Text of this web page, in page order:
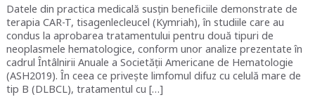
Datele din practica medicală susțin beneficiile demonstrate de
terapia CAR-T, tisagenlecleucel (Kymriah), în studiile care au
condus la aprobarea tratamentului pentru două tipuri de
neoplasmele hematologice, conform unor analize prezentate în
cadrul Întâlnirii Anuale a Societății Americane de Hematologie
(ASH2019). În ceea ce privește limfomul difuz cu celulă mare de
tip B (DLBCL), tratamentul cu […]